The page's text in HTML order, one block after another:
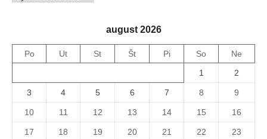
august 2026
Po Ut St Št Pi So
Ne
1
2
3 4 5 6 7 8 9
10 11 12 13 14 15 16
17 18 19 20 21 22 23